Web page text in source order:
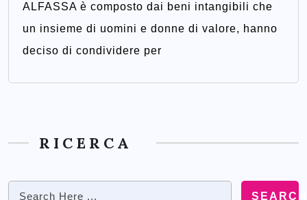
ALFASSA è composto dai beni intangibili che
un insieme di uomini e donne di valore, hanno
deciso di condividere per
RICERCA
SEARCH